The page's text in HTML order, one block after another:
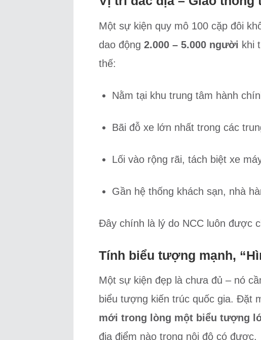
Một sự kiện quy mô 100 cặp đôi
dao động2.000 – 5.000 người khi
thế:
Nằm tại khu trung tâm hành
Bãi đỗ xe lớn nhất trong các
Lối vào rộng rãi, tách biệt xe
Gần hệ thống khách sạn, nhà
Đây chính là lý do NCC luôn được
Tính biểu tượng mạnh,
Một sự kiện đẹp là chưa đủ – nó
biểu tượng kiến trúc quốc gia. Đặt
mới trong lòng một biểu tượng
địa điểm nào trong nội đô có được.